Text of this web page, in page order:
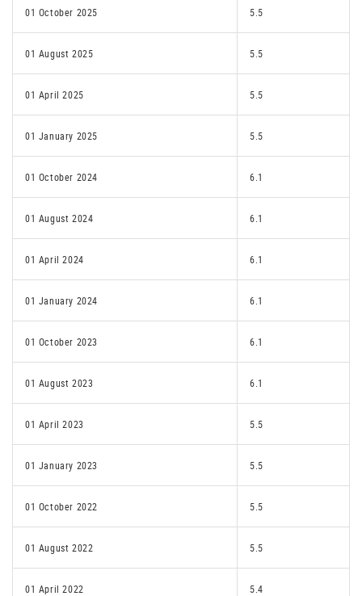
01 October 2025 5.5
01 August 2025 5.5
01 April 2025 5.5
01 January 2025 5.5
01 October 2024 6.1
01 August 2024 6.1
01 April 2024 6.1
01 January 2024 6.1
01 October 2023 6.1
01 August 2023 6.1
01 April 2023 5.5
01 January 2023 5.5
01 October 2022 5.5
01 August 2022 5.5
01 April 2022 5.4